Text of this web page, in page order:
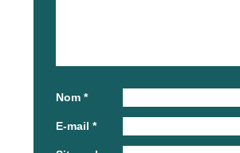
Nom *
E-mail *